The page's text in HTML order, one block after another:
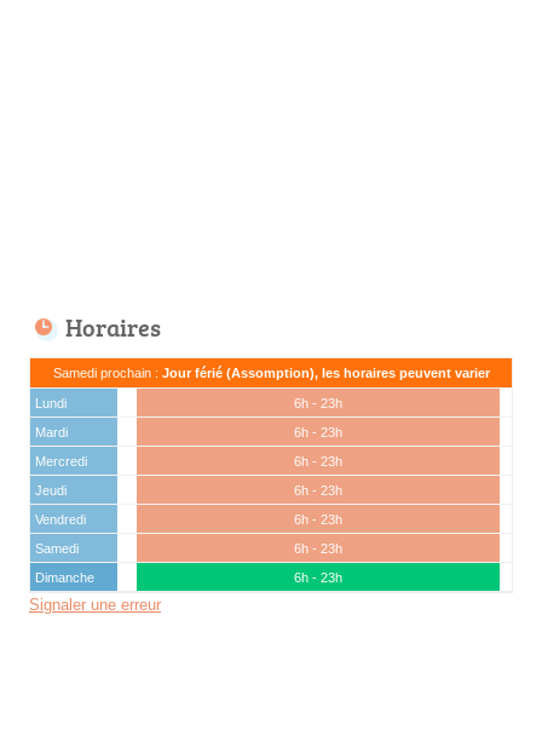
Horaires
Samedi prochain : Jour férié (Assomption), les horaires peuvent varier
Lundi
6h - 23h
Mardi
6h - 23h
Mercredi
6h - 23h
Jeudi
6h - 23h
Vendredi
6h - 23h
Samedi
6h - 23h
Dimanche
6h - 23h
Signaler une erreur